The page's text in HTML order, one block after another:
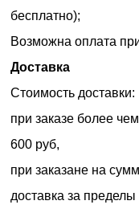
бесплатно);
Возможна оплата
Доставка
Стоимость доставки:
при заказе более
600 руб,
при заказане на
доставка за